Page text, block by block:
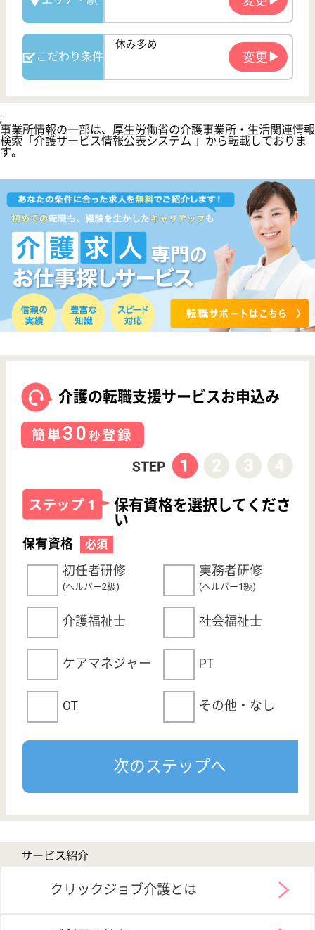
介護職求人支援サービス『クリックジョブ介護』運営会社:
ライフワンズ株式会社 ( 厚生労働大臣許可 )13- ユ -303765
Copyright©LifeOnes Ltd. All Rights Reserved